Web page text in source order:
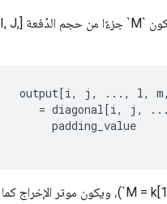
البعد الثاني الأعمق لـ "القطري" له معنى مزدوج. عندما يكون `k` عدديًا أو `k[0] == k[1]`، يكون `M` جزءًا من حجم الدُفعة [I, J,
output[i, j , ..., l, m,
= diagonal[i, j ,
padding_value
بخلاف ذلك، يتم التعامل مع `M` على أنه عدد أقطار المصفوفة في نفس الدفعة (`M = k[1]-k[0]+1`)، ويكون موتر الإخراج كما